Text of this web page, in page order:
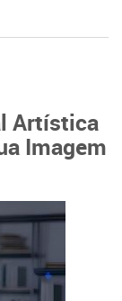
Artística
Imagem